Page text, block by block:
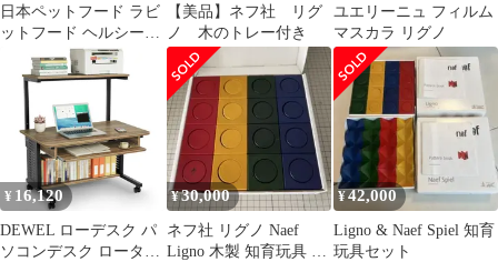
日本ペットフード ラビ
ットフード ヘルシープ
レミアム680gｘ2個
【美品】ネフ社 リグ
ノ 木のトレー付き
ユエリーニュ フィルム
マスカラ リグノ
¥ 16,120
DEWEL ローデスク パ
ソコンデスク ロータイ
¥30,000
ネフ社 リグノ Naef
Ligno 木製 知育玩具 パ
¥42,000
Ligno & Naef Spiel 知育
玩具セット